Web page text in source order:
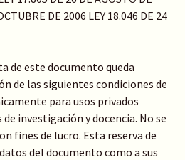
DE 2006 LEY 18.046 DE 24
de este documento queda
de las siguientes condiciones de
para usos privados
investigación y docencia. No se
fines de lucro. Esta reserva de
del documento como a sus